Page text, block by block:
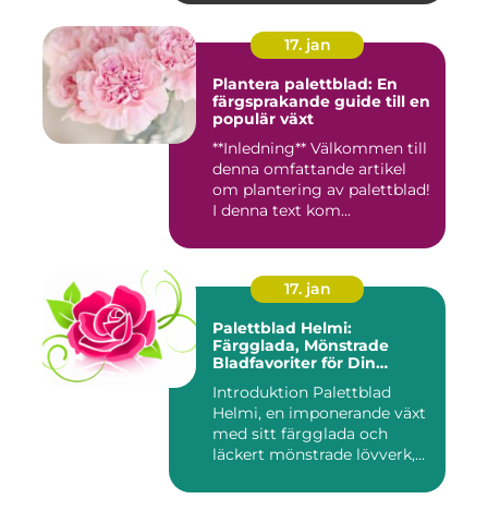
17. jan
Plantera palettblad: En
färgsprakande guide till en
populär växt
**Inledning** Välkommen till
denna omfattande artikel
om plantering av palettblad!
I denna text kom...
17. jan
Palettblad Helmi:
Färgglada, Mönstrade
Bladfavoriter för Din
Introduktion Palettblad
Helmi, en imponerande växt
med sitt färgglada och
läckert mönstrade lövverk,...